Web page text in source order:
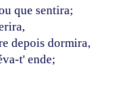
que sentira;
depois dormira,
t' ende;